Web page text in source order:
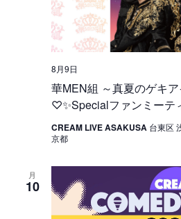
華MEN組 ～真夏のゲキ
♡✨Specialファンミーテ
8月9日
CREAM LIVE ASAKUSA 台東区
京都
月
10